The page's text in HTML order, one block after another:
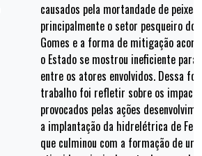
causados pela mortandade de
principalmente o setor pesqueiro do
Gomes e a forma de mitigação
o Estado se mostrou ineficiente
entre os atores envolvidos. Dessa
trabalho foi refletir sobre os
provocados pelas ações
a implantação da hidrelétrica de
que culminou com a formação de